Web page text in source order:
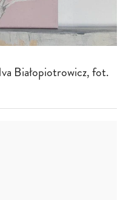
Białopiotrowicz, fot.